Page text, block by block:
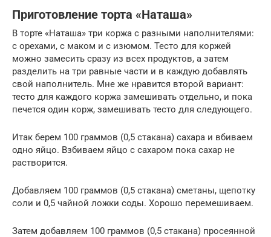
Приготовление торта «Наташа»
В торте «Наташа» три коржа с разными наполнителями:
с орехами, с маком и с изюмом. Тесто для коржей
можно замесить сразу из всех продуктов, а затем
разделить на три равные части и в каждую добавлять
свой наполнитель. Мне же нравится второй вариант:
тесто для каждого коржа замешивать отдельно, и пока
печется один корж, замешивать тесто для следующего.
Итак берем 100 граммов (0,5 стакана) сахара и вбиваем
одно яйцо. Взбиваем яйцо с сахаром пока сахар не
растворится.
Добавляем 100 граммов (0,5 стакана) сметаны, щепотку
соли и 0,5 чайной ложки соды. Хорошо перемешиваем.
Затем добавляем 100 граммов (0,5 стакана) просеянной